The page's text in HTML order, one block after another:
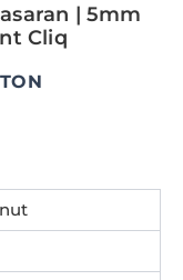
| 5mm
Cliq